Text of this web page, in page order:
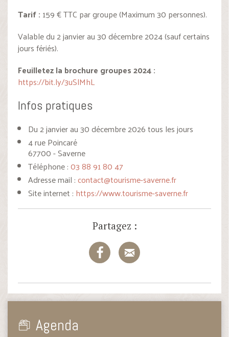
Tarif : 159 € TTC par groupe (Maximum 30 personnes).
Valable du 2 janvier au 30 décembre 2024 (sauf certains
jours fériés).
Feuilletez la brochure groupes 2024 :
https://bit.ly/3uSlMhL
Infos pratiques
Du 2 janvier au 30 décembre 2026 tous les jours
4 rue Poincaré
67700 - Saverne
Téléphone :03 88 91 80 47
Adresse mail :contact@tourisme-saverne.fr
Site internet : https://www.tourisme-saverne.fr
Partagez :
Agenda